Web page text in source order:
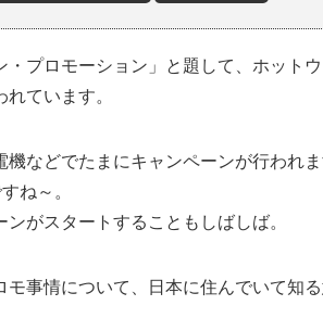
プロモーション」と題して、ホット
ています。
機などでたまにキャンペーンが行われ
ね～。
がスタートすることもしばしば。
モ事情について、日本に住んでいて知